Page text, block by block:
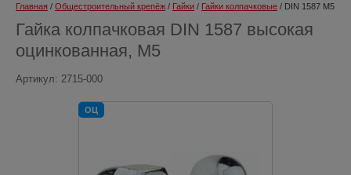
Главная / Общестроительный крепёж / Гайки / Гайки колпачковые / DIN 1587 M5
Гайка колпачковая DIN 1587 высокая
оцинкованная, M5
Артикул: 2715-000
ОЦ